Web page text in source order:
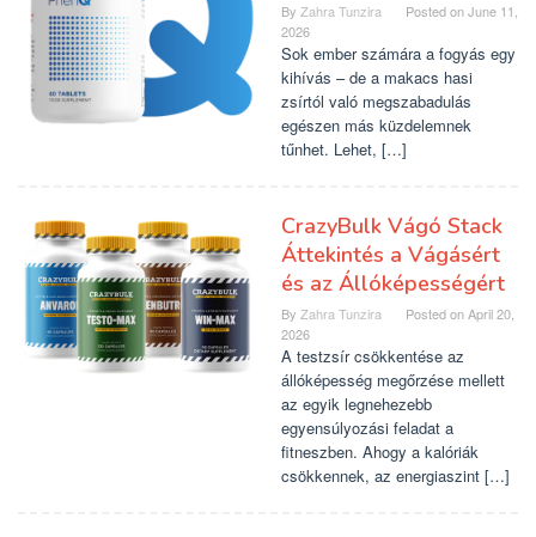
By Zahra Tunzira Posted onJune 11,
2026
Sok ember számára a fogyás egy
kihívás – de a makacs hasi
zsírtól való megszabadulás
egészen más küzdelemnek
tűnhet. Lehet, […]
CrazyBulk Vágó Stack
Áttekintés a Vágásért
és az Állóképességért
By Zahra Tunzira Posted onApril 20,
2026
A testzsír csökkentése az
állóképesség megőrzése mellett
az egyik legnehezebb
egyensúlyozási feladat a
fitneszben. Ahogy a kalóriák
csökkennek, az energiaszint […]